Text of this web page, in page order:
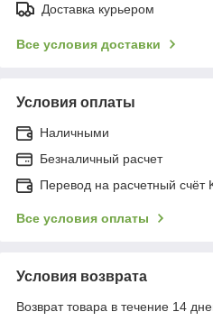
Доставка курьером
Все условия доставки
Условия оплаты
Наличными
Безналичный расчет
Перевод на расчетный счёт
Все условия оплаты
Условия возврата
Возврат товара в течение 14